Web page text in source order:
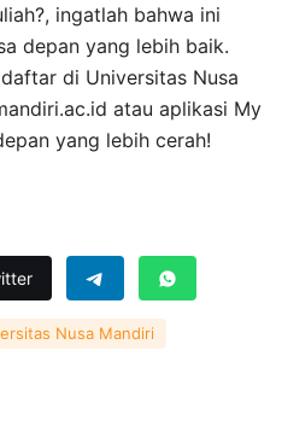
ingatlah bahwa ini
depan yang lebih baik.
di Universitas Nusa
atau aplikasi My
yang lebih cerah!
Nusa Mandiri